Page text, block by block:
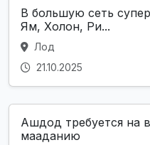
В большую сеть
Ям, Холон, Ри...
Лод
21.10.2025
Ашдод требуется на
мааданию